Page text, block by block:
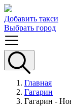
Добавить такси
Выбрать город
Главная
Гагарин
Гагарин -